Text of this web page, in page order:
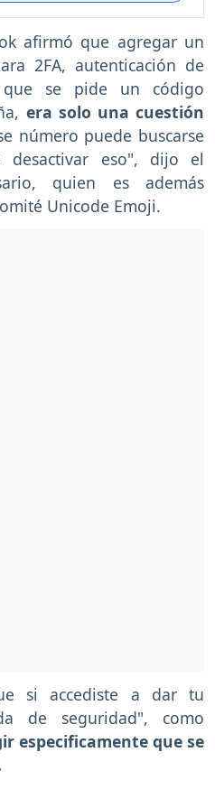
afirmó que agregar un
2FA, autenticación de
se pide un código
era solo una cuestión
número puede buscarse
eso", dijo el
quien es además
Unicode Emoji.
si accediste a dar tu
de seguridad", como
especificamente que se